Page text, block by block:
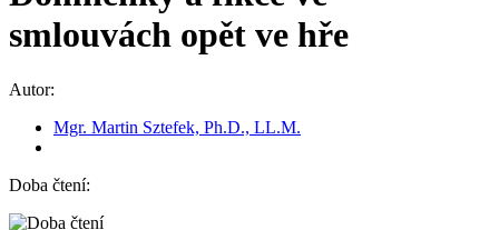
smlouvách opět ve hře
Autor:
Mgr. Martin Sztefek, Ph.D., LL.M.
Doba čtení: